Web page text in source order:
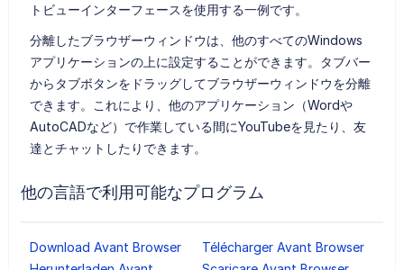
トビューインターフェースを使用する一例です。
分離したブラウザーウィンドウは、他のすべてのWindows
アプリケーションの上に設定することができます。タブバー
からタブボタンをドラッグしてブラウザーウィンドウを分離
できます。これにより、他のアプリケーション（Wordや
AutoCADなど）で作業している間にYouTubeを見たり、友
達とチャットしたりできます。
他の言語で利用可能なプログラム
Download Avant Browser
Télécharger Avant Browser